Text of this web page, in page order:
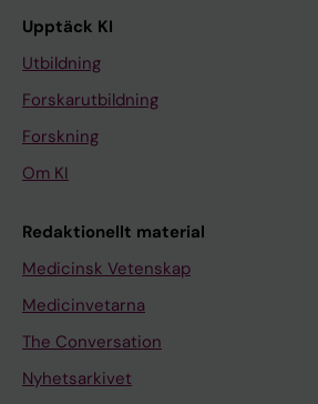
Upptäck KI
Utbildning
Forskarutbildning
Forskning
Om KI
Redaktionellt material
Medicinsk Vetenskap
Medicinvetarna
The Conversation
Nyhetsarkivet